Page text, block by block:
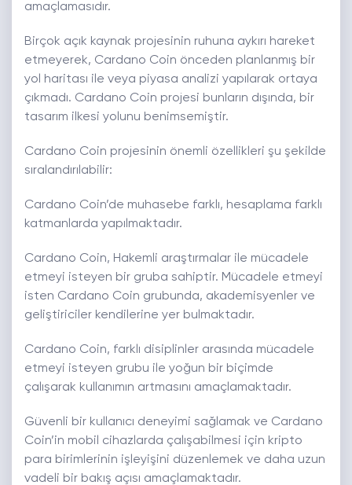
amaçlamasıdır.
Birçok açık kaynak projesinin ruhuna aykırı hareket
etmeyerek, Cardano Coin önceden planlanmış bir
yol haritası ile veya piyasa analizi yapılarak ortaya
çıkmadı. Cardano Coin projesi bunların dışında, bir
tasarım ilkesi yolunu benimsemiştir.
Cardano Coin projesinin önemli özellikleri şu şekilde
sıralandırılabilir:
Cardano Coin’de muhasebe farklı, hesaplama farklı
katmanlarda yapılmaktadır.
Cardano Coin, Hakemli araştırmalar ile mücadele
etmeyi isteyen bir gruba sahiptir. Mücadele etmeyi
isten Cardano Coin grubunda, akademisyenler ve
geliştiriciler kendilerine yer bulmaktadır.
Cardano Coin, farklı disiplinler arasında mücadele
etmeyi isteyen grubu ile yoğun bir biçimde
çalışarak kullanımın artmasını amaçlamaktadır.
Güvenli bir kullanıcı deneyimi sağlamak ve Cardano
Coin’in mobil cihazlarda çalışabilmesi için kripto
para birimlerinin işleyişini düzenlemek ve daha uzun
vadeli bir bakış açısı amaçlamaktadır.